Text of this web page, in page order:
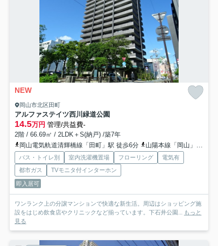
NEW
岡山市北区田町
アルファステイツ西川緑道公園
14.5万円 管理/共益費-
2階 / 66.69㎡ / 2LDK＋S(納戸) /築7年
岡山電気軌道清輝橋線「田町」駅 徒歩6分
山陽本線「岡山」駅 徒歩12分
バス・トイレ別 室内洗濯機置場 フローリング
電気有
都市ガス
TVモニタ付インターホン
即入居可
ワンランク上の分譲マンションで快適な新生活。周辺はショッピング施
設をはじめ飲食店やクリニックなど揃っています。下石井公園... もっと
見る